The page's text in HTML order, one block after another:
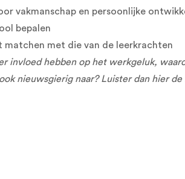
vakmanschap en persoonlijke
bepalen
met die van de leerkrachten
invloed hebben op het werkgeluk,
nieuwsgierig naar? Luister dan hier de